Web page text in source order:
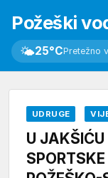
Požeški
🌤25°CPretežno
UDRUGE
U